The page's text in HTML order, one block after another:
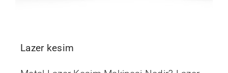
Lazer kesim